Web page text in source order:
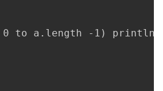
0 to a.length -1)